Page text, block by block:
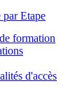
par Etape
formation
d'accès